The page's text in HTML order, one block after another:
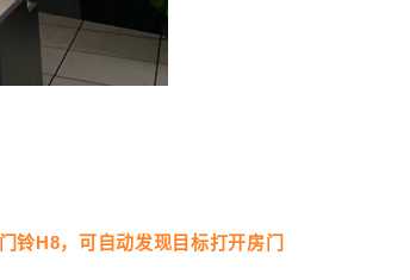
铃H8，可自动发现目标打开房门